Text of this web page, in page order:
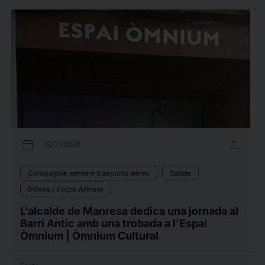
calendar_today 12/01/2026 upload
Compagnie aeree e trasporto aereo
Salute
Difesa / Forze Armate
L’alcalde de Manresa dedica una jornada al
Barri Antic amb una trobada a l’Espai
Òmnium | Òmnium Cultural